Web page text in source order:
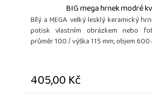
BIG mega hrnek modré
Bílý a MEGA velký lesklý keramický
potisk vlastním obrázkem nebo
průměr 100 / výška 115 mm, objem 600
405,00 Kč